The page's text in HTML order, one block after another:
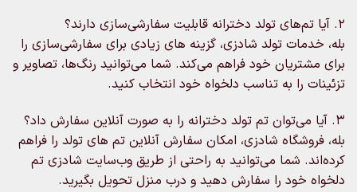
2. آیا تم‌های تولد دخترانه قابلیت سفارشی‌سازی دارند؟
بله، خدمات تولد شادزی، گزینه‌ های زیادی برای سفارشی‌سازی را
برای مشتریان خود فراهم می‌کند. شما می‌توانید رنگ‌ها، تصاویر و
تزئینات را به تناسب دلخواه خود انتخاب کنید.
3. آیا می‌توان تم تولد دخترانه را به صورت آنلاین سفارش داد؟
بله، فروشگاه‌ شادزی، امکان سفارش آنلاین تم‌ های تولد را فراهم
کرده‌اند. شما می‌توانید به راحتی از طریق وب‌سایت‌ شادزی تم
دلخواه خود را سفارش دهید و درب منزل تحویل بگیرید.